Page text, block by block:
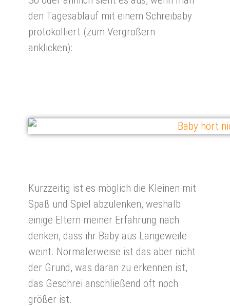
den Tagesablauf mit einem Schreibaby
protokolliert (zum Vergrößern
anklicken):
Kurzzeitig ist es möglich die Kleinen mit
Spaß und Spiel abzulenken, weshalb
einige Eltern meiner Erfahrung nach
denken, dass ihr Baby aus Langeweile
weint. Normalerweise ist das aber nicht
der Grund, was daran zu erkennen ist,
das Geschrei anschließend oft noch
größer ist.